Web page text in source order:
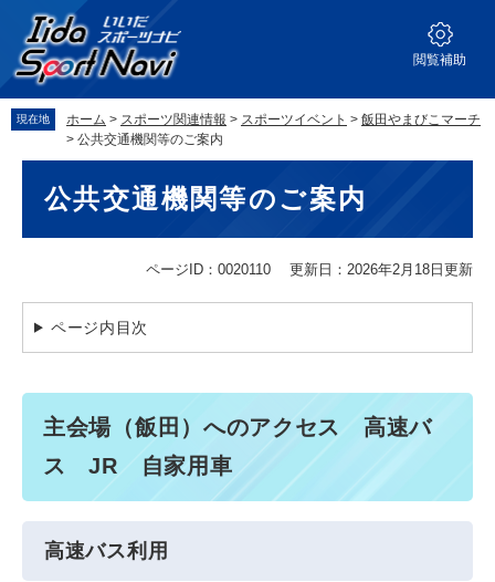
の
先
頭
ー
を
飛
閲覧補助
現在地 ホーム > スポーツ関連情報 > スポーツイベント > 飯田やまびこマーチ
> 公共交通機関等のご案内
公共交通機関等のご案内
ページID：0020110 更新日：2026年2月18日更新
ページ内目次
主会場（飯田）へのアクセス 高速バ
ス JR 自家用車
高速バス利用